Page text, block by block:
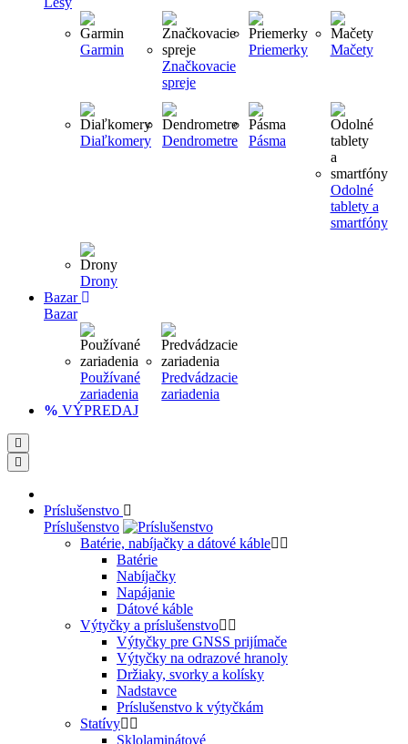
Garmin
Značkovacie
spreje
Priemerky Mačety
Diaľkomery Dendrometre Pásma
Odolné
tablety a
smartfóny
Drony
Bazar
Bazar
Používané
zariadenia
Predvádzacie
zariadenia
VÝPREDAJ
Príslušenstvo
Príslušenstvo
Batérie, nabíjačky a dátové káble
Batérie
Nabíjačky
Napájanie
Dátové káble
Výtyčky a príslušenstvo
Výtyčky pre GNSS prijímače
Výtyčky na odrazové hranoly
Držiaky, svorky a kolísky
Nadstavce
Príslušenstvo k výtyčkám
Statívy
Sklolaminátové